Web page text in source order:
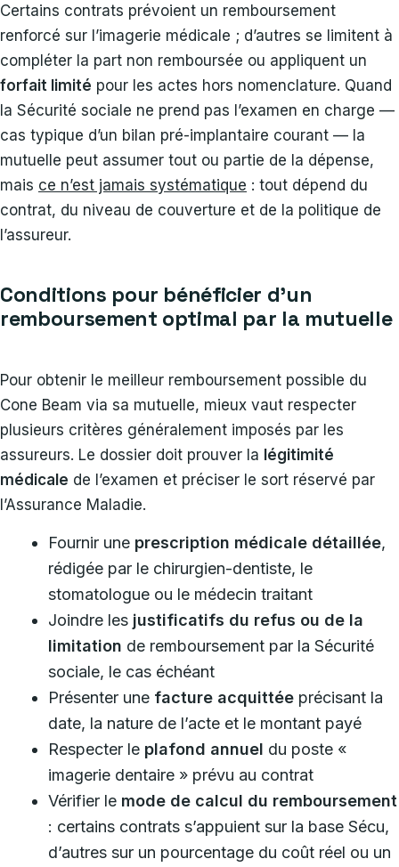
Certains contrats prévoient un remboursement
renforcé sur l’imagerie médicale ; d’autres se limitent à
compléter la part non remboursée ou appliquent un
forfait limité pour les actes hors nomenclature. Quand
la Sécurité sociale ne prend pas l’examen en charge —
cas typique d’un bilan pré-implantaire courant — la
mutuelle peut assumer tout ou partie de la dépense,
mais ce n’est jamais systématique : tout dépend du
contrat, du niveau de couverture et de la politique de
l’assureur.
Conditions pour bénéficier d’un
remboursement optimal par la mutuelle
Pour obtenir le meilleur remboursement possible du
Cone Beam via sa mutuelle, mieux vaut respecter
plusieurs critères généralement imposés par les
assureurs. Le dossier doit prouver la légitimité
médicale de l’examen et préciser le sort réservé par
l’Assurance Maladie.
Fournir une prescription médicale détaillée,
rédigée par le chirurgien-dentiste, le
stomatologue ou le médecin traitant
Joindre les justificatifs du refus ou de la
limitation de remboursement par la Sécurité
sociale, le cas échéant
Présenter une facture acquittée précisant la
date, la nature de l’acte et le montant payé
Respecter le plafond annuel du poste «
imagerie dentaire » prévu au contrat
Vérifier le mode de calcul du remboursement
: certains contrats s’appuient sur la base Sécu,
d’autres sur un pourcentage du coût réel ou un